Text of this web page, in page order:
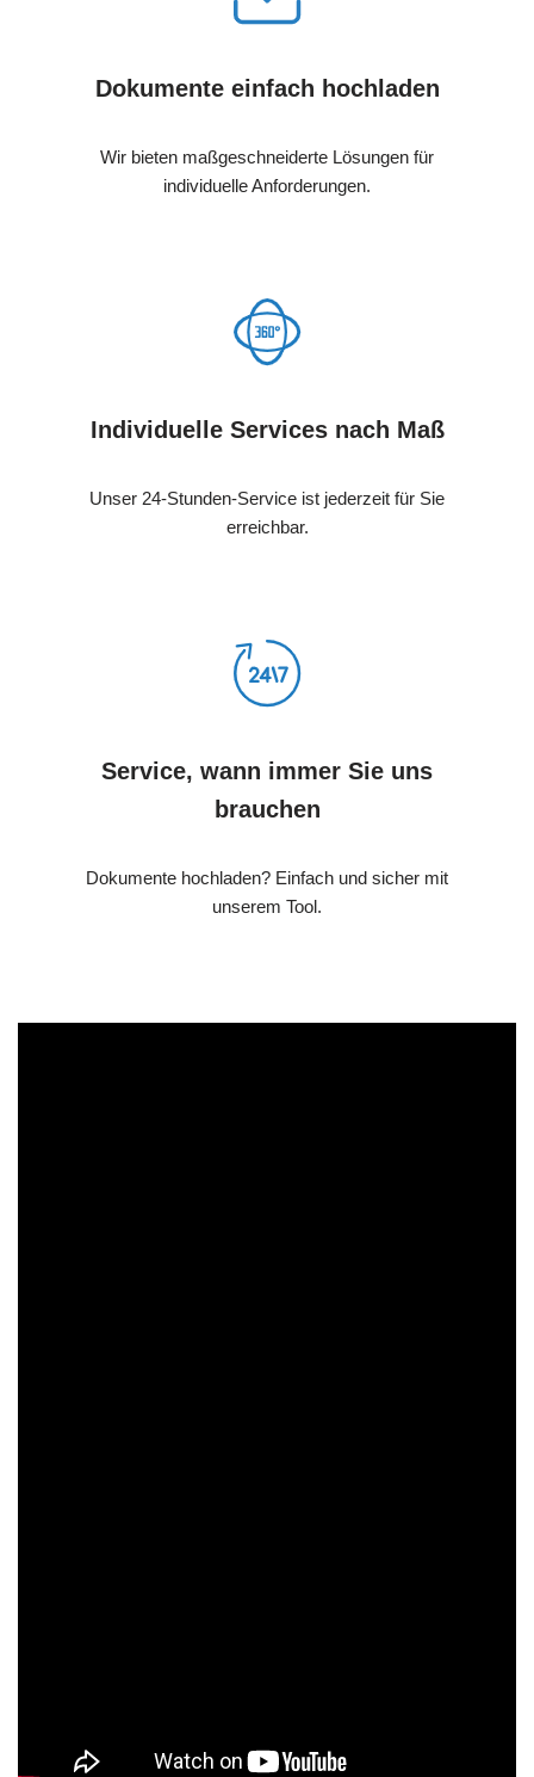
Dokumente einfach hochladen
Wir bieten maßgeschneiderte Lösungen für
individuelle Anforderungen.
Individuelle Services nach Maß
Unser 24-Stunden-Service ist jederzeit für Sie
erreichbar.
Service, wann immer Sie uns
brauchen
Dokumente hochladen? Einfach und sicher mit
unserem Tool.